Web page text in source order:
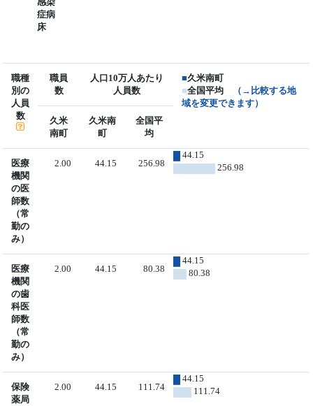
症病
床
職種
別の
人員
数
職員
数
人口10万人あたり
人員数
■久米南町
■全国平均
（→比較する地
域を変更できます）
久米
南町
久米南
町
全国平
均
医療
機関
の医
師数
（常
勤の
み）
2.00 44.15 256.98
44.15
256.98
医療
機関
の歯
科医
師数
（常
勤の
み）
2.00 44.15 80.38
44.15
80.38
保険
薬局
2.00 44.15 111.74
44.15
111.74